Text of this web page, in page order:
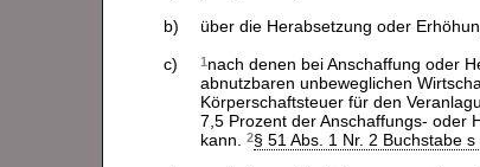
b)
über die Herabsetzung oder
c)
1 nach denen bei Anschaffung oder
abnutzbaren unbeweglichen
Körperschaftsteuer für den
7,5 Prozent der Anschaffungs- oder
kann. 2§ 51 Abs. 1 Nr. 2 Buchstabe